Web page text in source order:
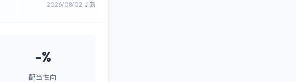
2026/08/02 更新
-%
配当性向